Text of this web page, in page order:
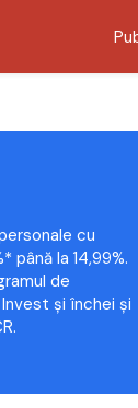
cu
până la 14,99%.
de
și închei și